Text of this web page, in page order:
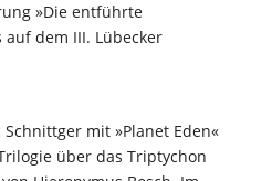
»Die entführte
auf dem III. Lübecker
mit »Planet Eden«
über das Triptychon